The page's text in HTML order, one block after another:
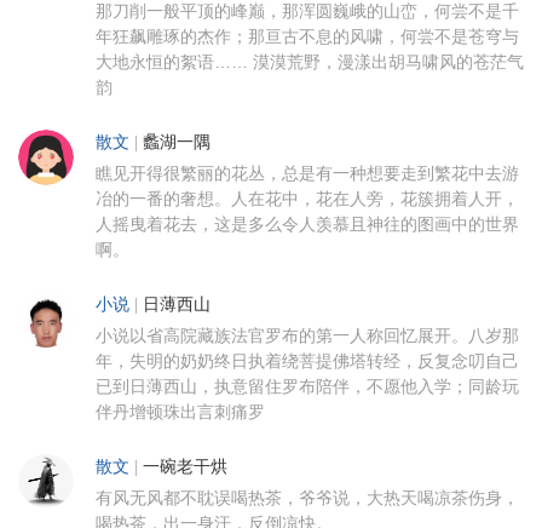
那刀削一般平顶的峰巅，那浑圆巍峨的山峦，何尝不是千
年狂飙雕琢的杰作；那亘古不息的风啸，何尝不是苍穹与
大地永恒的絮语…… 漠漠荒野，漫漾出胡马啸风的苍茫气
韵
散文 蠡湖一隅
瞧见开得很繁丽的花丛，总是有一种想要走到繁花中去游
冶的一番的奢想。人在花中，花在人旁，花簇拥着人开，
人摇曳着花去，这是多么令人羡慕且神往的图画中的世界
啊。
小说 日薄西山
小说以省高院藏族法官罗布的第一人称回忆展开。八岁那
年，失明的奶奶终日执着绕菩提佛塔转经，反复念叨自己
已到日薄西山，执意留住罗布陪伴，不愿他入学；同龄玩
伴丹增顿珠出言刺痛罗
散文 一碗老干烘
有风无风都不耽误喝热茶，爷爷说，大热天喝凉茶伤身，
喝热茶，出一身汗，反倒凉快。